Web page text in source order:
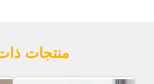
منتجات